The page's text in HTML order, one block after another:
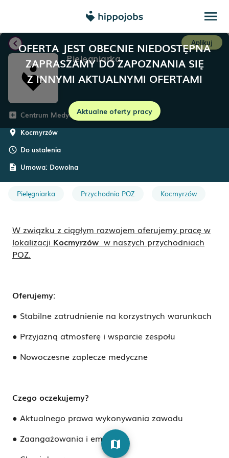
menu
OFERTA JEST OBECNIE NIEDOSTĘPNA
ZAPRASZAMY DO ZAPOZNANIA SIĘ
Z INNYMI AKTUALNYMI OFERTAMI
Aktualne oferty pracy
chevron_left Aplikuj
Pielęgniarka
add_box Centrum Medyczne Grupa Zdrowie
room Kocmyrzów
schedule Do ustalenia
description Umowa: Dowolna
Pielęgniarka Przychodnia POZ Kocmyrzów
W związku z ciągłym rozwojem oferujemy pracę w
lokalizacji Kocmyrzów w naszych przychodniach
POZ.
Oferujemy:
● Stabilne zatrudnienie na korzystnych warunkach
● Przyjazną atmosferę i wsparcie zespołu
● Nowoczesne zaplecze medyczne
Czego oczekujemy?
● Aktualnego prawa wykonywania zawodu
● Zaangażowania i empatii
map